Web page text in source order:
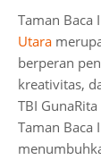
Taman Baca
Utara
berperan
kreativitas,
TBI
Taman